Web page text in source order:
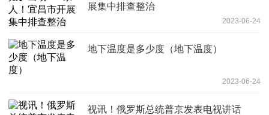
展集中排查整治
2023-06-24
地下温度是多少度（地下温度）
2023-06-24
视讯！俄罗斯总统普京发表电视讲话